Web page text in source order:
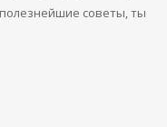
советы, ты